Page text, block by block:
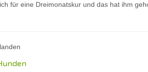
für eine Dreimonatskur und das hat ihm